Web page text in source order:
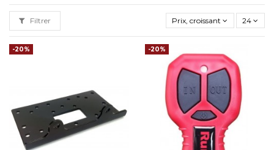
Filtrer Prix, croissant 24
-20% -20%